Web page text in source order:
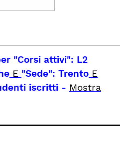
"Corsi attivi": L2
E "Sede": Trento E
iscritti - Mostra